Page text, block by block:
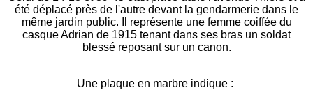
été déplacé près de l'autre devant la gendarmerie dans le
même jardin public. Il représente une femme coiffée du
casque Adrian de 1915 tenant dans ses bras un soldat
blessé reposant sur un canon.
Une plaque en marbre indique :